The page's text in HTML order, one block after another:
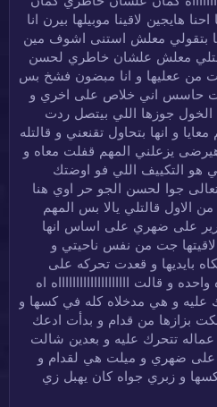
احنا هايجين لاقينا موبيلها بيرن انا
بتقولي معلش استنى اشوف مين
معلش علشان خاطري لحسن
من ععليها و انا مبضون فشخ بس
حاسس اني خلاص على اخري و
جوزها اللي بيتصل ردت
معايا و انها بتحاول تقنعني و قالتله
يزعلني المهم قفلت معاه و
هو التكييف اللي فو اوضتك
جوا لحسن الجو حر اوي هنا
الاول قالتلي يالا بس المهم
على ضهري على اساس انها
لاقيتها جت من نفس ناحيتي و
بايديها و قعدت تحركه على
و قالت ااااااااااااااااااااه اه
عليه و هي مدخلاه كله في كسها و
بزازها من قدام و بدأت ادعك
تتحرك عليه و بعدين شالت
على ضهري و ميلت هي لقدام و
و زبري جواه كان يهبل زي